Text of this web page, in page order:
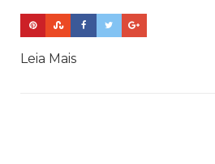
Leia Mais